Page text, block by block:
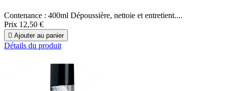
Contenance : 400ml Dépoussière, nettoie et entretient....
Prix 12,50 €
 Ajouter au panier
Détails du produit